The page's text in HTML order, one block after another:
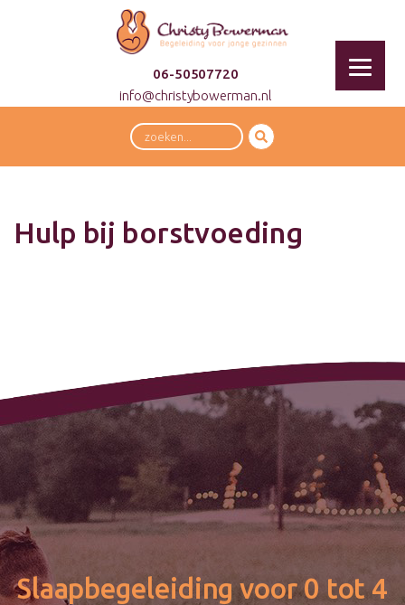
06-50507720
info@christybowerman.nl
Zoeken
Hulp bij borstvoeding
Slaapbegeleiding voor 0 tot 4